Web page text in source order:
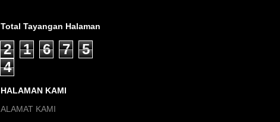
Total Tayangan Halaman
2 1 6 7
5
4
HALAMAN KAMI
ALAMAT KAMI